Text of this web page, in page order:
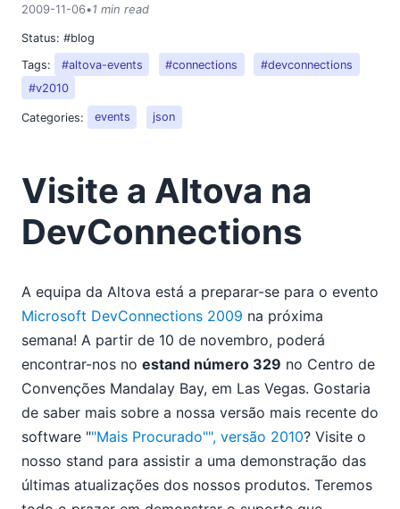
2017
2016
2015
2014
2011
2010
2009
03
04
05
06
07
08
09
10
11
Novidades no StyleVision v2010
2009-11-06•1 min read
Status: #blog
Tags:
#altova-events #connections
#devconnections
#v2010
Categories: events json
Visite a Altova na
DevConnections
A equipa da Altova está a preparar-se para o evento
Microsoft DevConnections 2009 na próxima
semana! A partir de 10 de novembro, poderá
encontrar-nos no estand número 329 no Centro de
Convenções Mandalay Bay, em Las Vegas. Gostaria
de saber mais sobre a nossa versão mais recente do
software ""Mais Procurado"", versão 2010? Visite o
nosso stand para assistir a uma demonstração das
últimas atualizações dos nossos produtos. Teremos